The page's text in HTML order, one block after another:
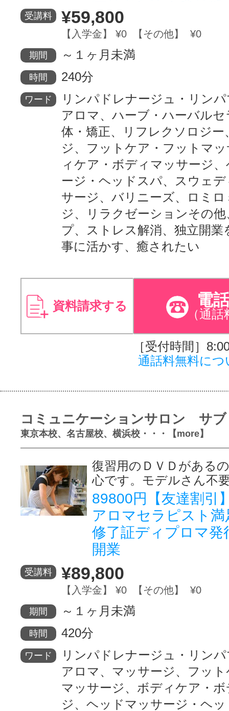
受講料 ¥59,800
【入学金】 ¥0 【その他】 ¥0
期間 ～１ヶ月未満
時間 240分
ワード
リンパドレナージュ・リン
アロマ、ハーブ・ハーバルセ
体・矯正、リフレクソロジー
ジ、フットケア・フットマ
ィケア・ボディマッサージ
ージ・ヘッドスパ、スウェ
サージ、バリニーズ、ロミ
ジ、リラクゼーションその
プ、ストレス解消、独立開業
事に活かす、癒されたい
資料請求する 電
（通話
［受付時間］
通話料無料につ
コミュニケーションサロン サブ
東京本校、名古屋校、横浜校・・・【more】
復習用のＤＶＤがある
心です。モデルさん不
89800円【友達割引
アロマセラピスト
修了証ディプロマ
開業
受講料 ¥89,800
【入学金】 ¥0 【その他】 ¥0
期間 ～１ヶ月未満
時間 420分
ワード
リンパドレナージュ・リン
アロマ、マッサージ、フッ
マッサージ、ボディケア・
ジ、ヘッドマッサージ・ヘ